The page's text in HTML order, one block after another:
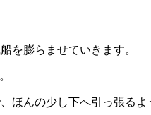
を膨らませていきます。
ほんの少し下へ引っ張るよ